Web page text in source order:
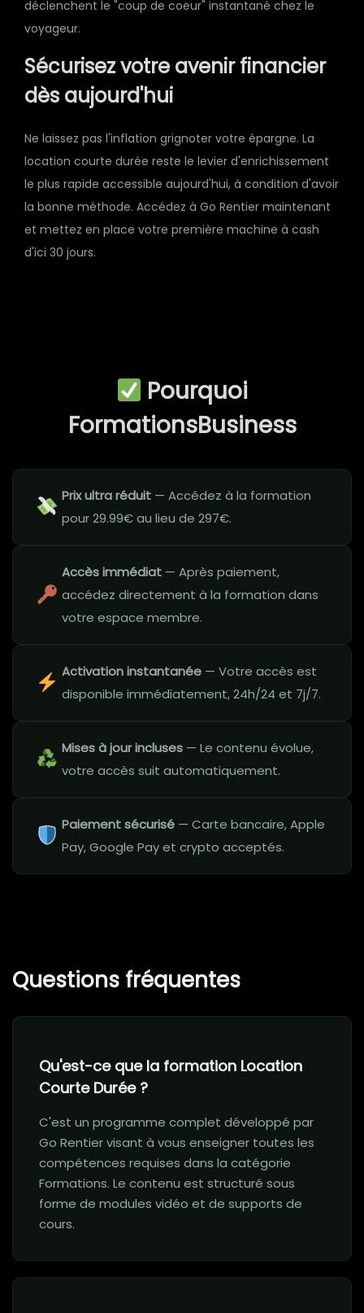
déclenchent le "coup de coeur" instantané chez le
voyageur.
Sécurisez votre avenir financier
dès aujourd'hui
Ne laissez pas l'inflation grignoter votre épargne. La
location courte durée reste le levier d'enrichissement
le plus rapide accessible aujourd'hui, à condition d'avoir
la bonne méthode. Accédez à Go Rentier maintenant
et mettez en place votre première machine à cash
d'ici 30 jours.
Pourquoi
FormationsBusiness
Prix ultra réduit — Accédez à la formation
pour 29.99€ au lieu de 297€.
Accès immédiat — Après paiement,
accédez directement à la formation dans
votre espace membre.
Activation instantanée — Votre accès est
disponible immédiatement, 24h/24 et 7j/7.
Mises à jour incluses — Le contenu évolue,
votre accès suit automatiquement.
Paiement sécurisé — Carte bancaire, Apple
Pay, Google Pay et crypto acceptés.
Questions fréquentes
Qu'est-ce que la formation Location
Courte Durée ?
C'est un programme complet développé par
Go Rentier visant à vous enseigner toutes les
compétences requises dans la catégorie
Formations. Le contenu est structuré sous
forme de modules vidéo et de supports de
cours.